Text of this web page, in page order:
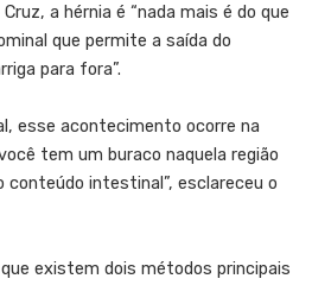
a hérnia é “nada mais é do que
que permite a saída do
para fora”.
esse acontecimento ocorre na
tem um buraco naquela região
conteúdo intestinal”, esclareceu o
existem dois métodos principais